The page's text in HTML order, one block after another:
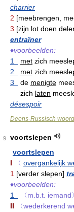
charrier
2 [meebrengen,
3 [zijn lot doen
entraîner
♦voorbeelden:
1
met zich
2
met zich
3
de menigte
zich laten
désespoir
Deens-Russisch
9
voortslepen
voortslepen
I
〈 overgankelijk
1 [verder slepen]
♦voorbeelden:
1
〈m.b.t. iemand〉
II
〈wederkerend